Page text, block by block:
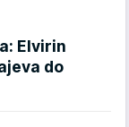
Elvirin
do